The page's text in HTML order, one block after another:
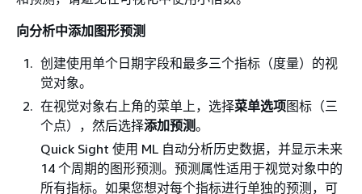
向分析中添加图形预测
创建使用单个日期字段和最多三个指标（度量）的视
觉对象。
在视觉对象右上角的菜单上，选择菜单选项图标（三
个点），然后选择添加预测。
Quick Sight 使用 ML 自动分析历史数据，并显示未来
14 个周期的图形预测。预测属性适用于视觉对象中的
所有指标。如果您想对每个指标进行单独的预测，可